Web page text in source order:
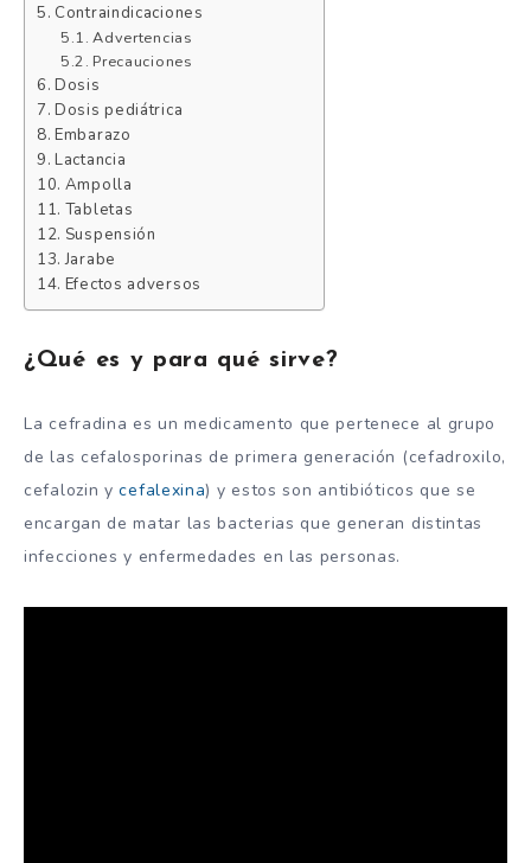
Contraindicaciones
Advertencias
Precauciones
Dosis
Dosis pediátrica
Embarazo
Lactancia
Ampolla
Tabletas
Suspensión
Jarabe
Efectos adversos
¿Qué es y para qué sirve?
La cefradina es un medicamento que pertenece al grupo
de las cefalosporinas de primera generación (cefadroxilo,
cefalozin ycefalexina) y estos son antibióticos que se
encargan de matar las bacterias que generan distintas
infecciones y enfermedades en las personas.